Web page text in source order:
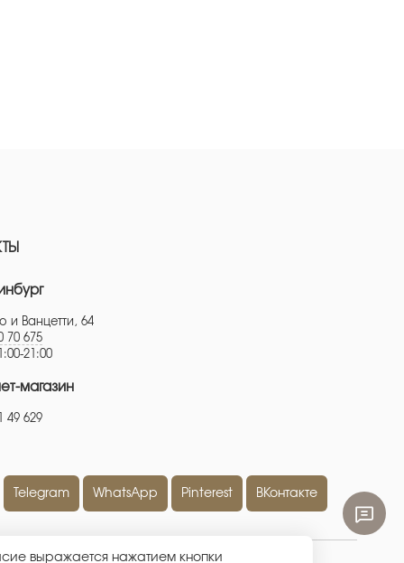
и Ванцетти, 64
70 675
21:00
магазин
49 629
Telegram WhatsApp Pinterest ВКонтакте
выражается нажатием кнопки